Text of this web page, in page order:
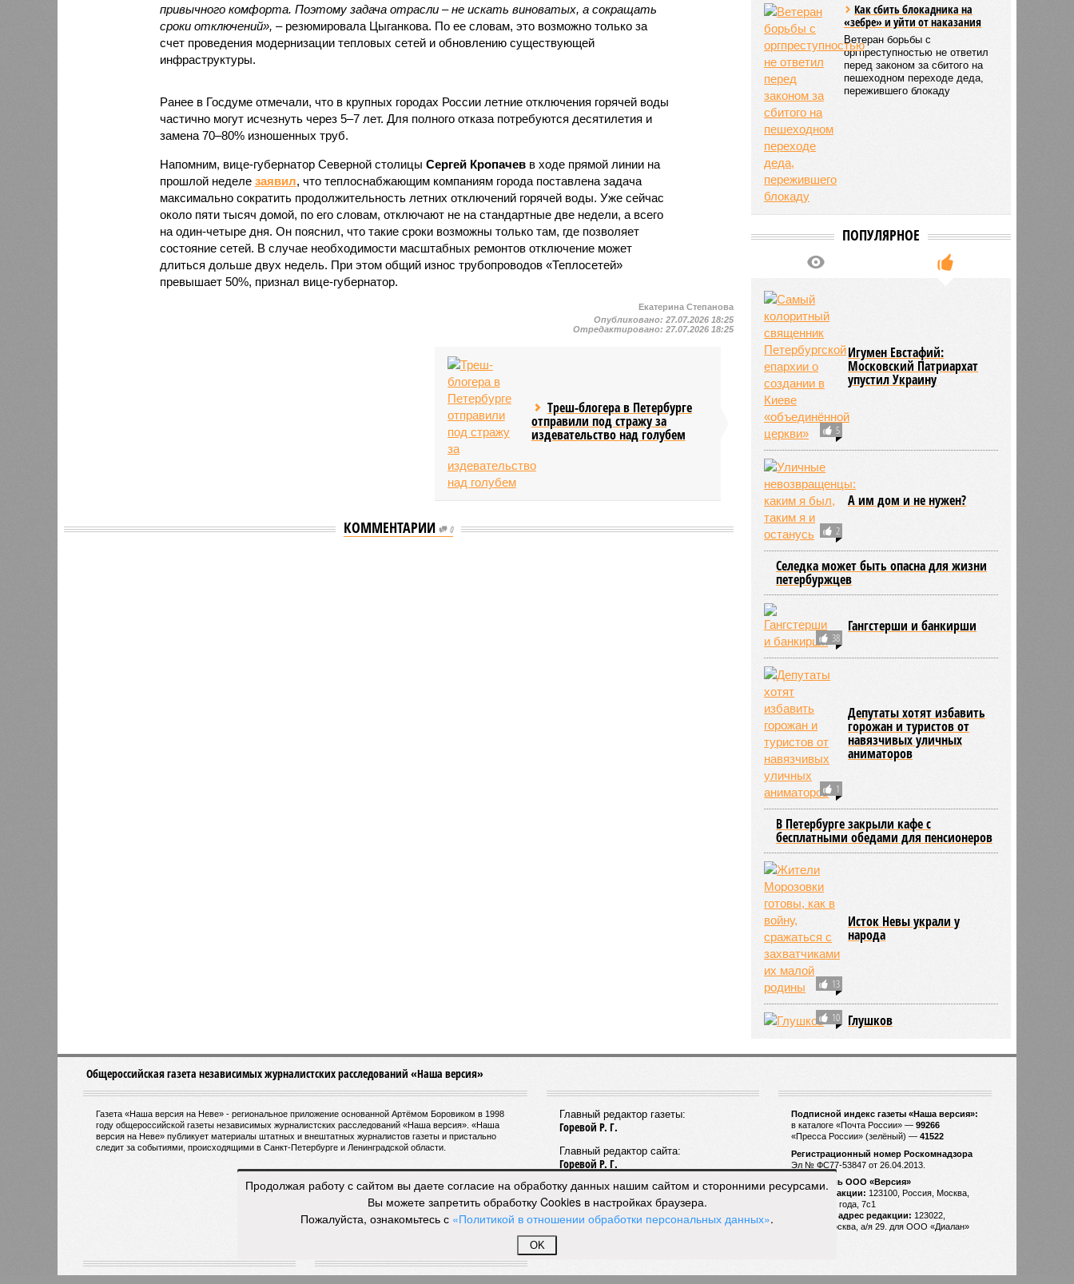
привычного комфорта. Поэтому задача отрасли – не искать виноватых, а сокращать
сроки отключений», – резюмировала Цыганкова. По ее словам, это возможно только за
счет проведения модернизации тепловых сетей и обновлению существующей
инфраструктуры.
Ранее в Госдуме отмечали, что в крупных городах России летние отключения горячей воды
частично могут исчезнуть через 5–7 лет. Для полного отказа потребуются десятилетия и
замена 70–80% изношенных труб.
Напомним, вице-губернатор Северной столицы Сергей Кропачевв ходе прямой линии на
прошлой неделе заявил, что теплоснабжающим компаниям города поставлена задача
максимально сократить продолжительность летних отключений горячей воды. Уже сейчас
около пяти тысяч домой, по его словам, отключают не на стандартные две недели, а всего
на один-четыре дня. Он пояснил, что такие сроки возможны только там, где позволяет
состояние сетей. В случае необходимости масштабных ремонтов отключение может
длиться дольше двух недель. При этом общий износ трубопроводов «Теплосетей»
превышает 50%, признал вице-губернатор.
Екатерина Степанова
Опубликовано:27.07.2026 18:25
Отредактировано:27.07.2026 18:25
Треш-блогера в Петербурге
отправили под стражу за
издевательство над голубем
КОММЕНТАРИИ 0
организовано на пяти направлениях, а в апреле 2026 года открыли новое направление от
Балтийского вокзала до Гатчины. Следующим важным этапом станет введение единого
билета, который позволит пассажирам пользоваться скидками при пересадках между
электричками и метро с помощью карты «Подорожник».
Напомним, законодательное собрание Северной столицы в ноябре прошлого года
одобрило законопроект, устанавливающий фиксированный тариф на железнодорожные
перевозки в черте города. Этот шаг рассматривается как фундамент для создания сети
городского электрического наземного метро. Предполагается, что единый тариф,
ориентировочно в пределах 60–69 рублей за поездку, обеспечит возможность перевозить
около 180 миллионов пассажиров в год.
Запущенное в апреле этого года тактовое движение от Балтийского вокзала до Гатчины
стало шестым направлением с таким режимом работы. В будние дни в часы пик поезда на
Как сбить блокадника на
«зебре» и уйти от наказания
Ветеран борьбы с
оргпреступностью не ответил
перед законом за сбитого на
пешеходном переходе деда,
пережившего блокаду
ПОПУЛЯРНОЕ
5
Игумен Евстафий:
Московский Патриархат
упустил Украину
2
А им дом и не нужен?
Селедка может быть опасна для жизни
петербуржцев
38
Гангстерши и банкирши
1
Депутаты хотят избавить
горожан и туристов от
навязчивых уличных
аниматоров
В Петербурге закрыли кафе с
бесплатными обедами для пенсионеров
13
Исток Невы украли у
народа
10 Глушков
Продолжая работу с сайтом вы даете согласие на обработку данных нашим сайтом и сторонними ресурсами.
Вы можете запретить обработку Cookies в настройках браузера.
Пожалуйста, ознакомьтесь с «Политикой в отношении обработки персональных данных».
OK